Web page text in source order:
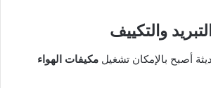
والتكييف
أصبح بالإمكان تشغيل مكيفات الهواء